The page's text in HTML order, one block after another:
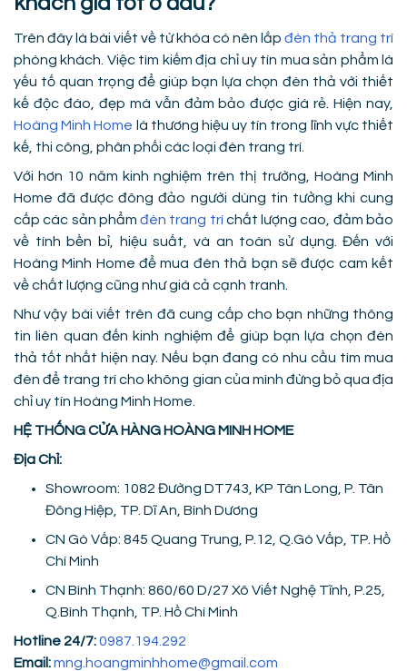
Trên đây là bài viết về từ khóa có nên lắp đèn thả trang trí
phòng khách. Việc tìm kiếm địa chỉ uy tín mua sản phẩm là
yếu tố quan trọng để giúp bạn lựa chọn đèn thả với thiết
kế độc đáo, đẹp mà vẫn đảm bảo được giá rẻ. Hiện nay,
Hoàng Minh Home là thương hiệu uy tín trong lĩnh vực thiết
kế, thi công, phân phối các loại đèn trang trí.
Với hơn 10 năm kinh nghiệm trên thị trường, Hoàng Minh
Home đã được đông đảo người dùng tin tưởng khi cung
cấp các sản phẩmđèn trang tríchất lượng cao, đảm bảo
về tính bền bỉ, hiệu suất, và an toàn sử dụng. Đến với
Hoàng Minh Home để mua đèn thả bạn sẽ được cam kết
về chất lượng cũng như giá cả cạnh tranh.
Như vậy bài viết trên đã cung cấp cho bạn những thông
tin liên quan đến kinh nghiệm để giúp bạn lựa chọn đèn
thả tốt nhất hiện nay. Nếu bạn đang có nhu cầu tìm mua
đèn để trang trí cho không gian của mình đừng bỏ qua địa
chỉ uy tín Hoàng Minh Home.
HỆ THỐNG CỬA HÀNG HOÀNG MINH HOME
Địa Chỉ:
Showroom: 1082 Đường DT743, KP Tân Long, P. Tân
Đông Hiệp, TP. Dĩ An, Bình Dương
CN Gò Vấp: 845 Quang Trung, P.12, Q.Gò Vấp, TP. Hồ
Chí Minh
CN Bình Thạnh: 860/60 D/27 Xô Viết Nghệ Tĩnh, P.25,
Q.Bình Thạnh, TP. Hồ Chí Minh
Hotline 24/7:0987.194.292
Email:mng.hoangminhhome@gmail.com